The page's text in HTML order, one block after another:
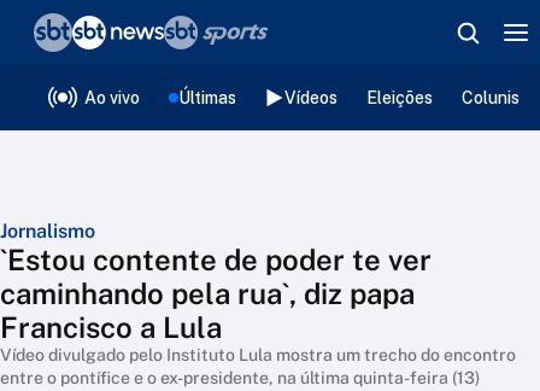
Ao vivo Últimas Vídeos Eleições
Jornalismo
`Estou contente de poder te ver
caminhando pela rua`, diz papa
Francisco a Lula
Vídeo divulgado pelo Instituto Lula mostra um trecho do encontro
entre o pontífice e o ex-presidente, na última quinta-feira (13)
❮voltar
Editorias